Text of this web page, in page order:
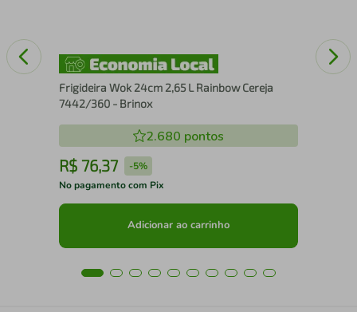
Frigideira Wok 24cm 2,65 L Rainbow Cereja
7442/360 - Brinox
2.680 pontos
R$ 76,37 -5%
No pagamento com Pix
Adicionar ao carrinho